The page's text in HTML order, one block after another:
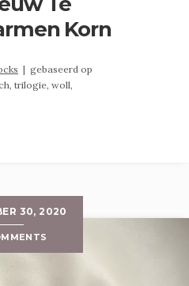
Korn
| gebaseerd op
trilogie, woll,
30, 2020